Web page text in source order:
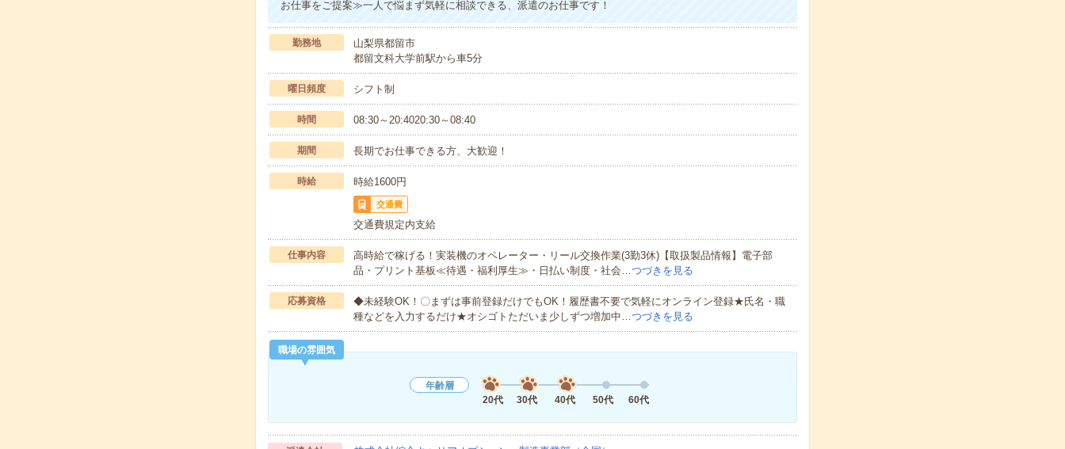
お仕事をご提案≫一人で悩まず気軽に相談できる、派遣のお仕事です！
勤務地
山梨県都留市
都留文科大学前駅から車5分
曜日頻度 シフト制
時間 08:30～20:4020:30～08:40
期間 長期でお仕事できる方、大歓迎！
時給 時給1600円
交通費
交通費規定内支給
仕事内容
高時給で稼げる！実装機のオペレーター・リール交換作業(3勤3休)【取扱製品情報】電子部
品・プリント基板≪待遇・福利厚生≫・日払い制度・社会…つづきを見る
応募資格
◆未経験OK！〇まずは事前登録だけでもOK！履歴書不要で気軽にオンライン登録★氏名・職
種などを入力するだけ★オシゴトただいま少しずつ増加中…つづきを見る
職場の雰囲気
年齢層
20代
30代 40代 50代 60代